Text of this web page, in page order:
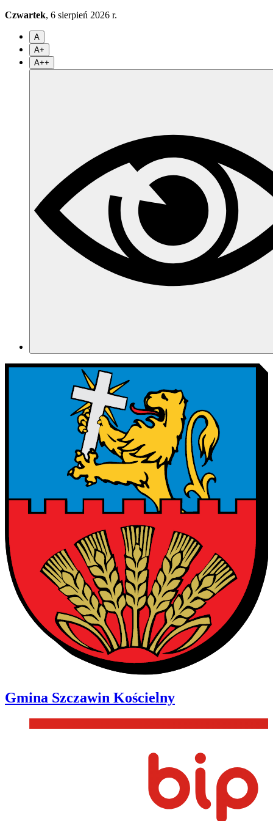
Czwartek, 6 sierpień 2026 r.
A
A+
A++
Gmina Szczawin Kościelny